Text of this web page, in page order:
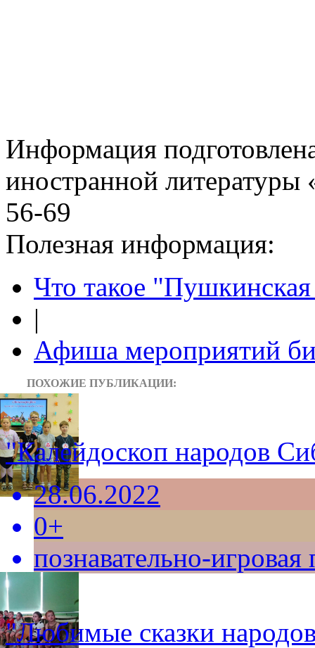
Информация
иностранной
56-69
Полезная информация:
Что такое "Пушкинская
|
Афиша мероприятий
ПОХОЖИЕ ПУБЛИКАЦИИ:
"Калейдоскоп народов
28.06.2022
0+
познавательно-
"Любимые сказки